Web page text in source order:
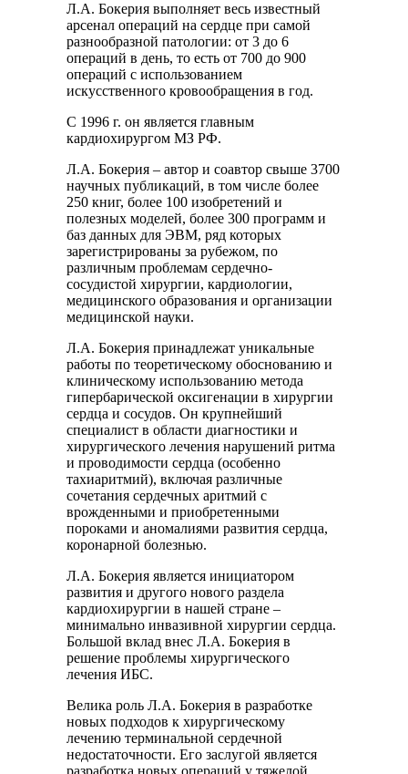
Л.А. Бокерия выполняет весь известный
арсенал операций на сердце при самой
разнообразной патологии: от 3 до 6
операций в день, то есть от 700 до 900
операций с использованием
искусственного кровообращения в год.
С 1996 г. он является главным
кардиохирургом МЗ РФ.
Л.А. Бокерия – автор и соавтор свыше 3700
научных публикаций, в том числе более
250 книг, более 100 изобретений и
полезных моделей, более 300 программ и
баз данных для ЭВМ, ряд которых
зарегистрированы за рубежом, по
различным проблемам сердечно-
сосудистой хирургии, кардиологии,
медицинского образования и организации
медицинской науки.
Л.А. Бокерия принадлежат уникальные
работы по теоретическому обоснованию и
клиническому использованию метода
гипербарической оксигенации в хирургии
сердца и сосудов. Он крупнейший
специалист в области диагностики и
хирургического лечения нарушений ритма
и проводимости сердца (особенно
тахиаритмий), включая различные
сочетания сердечных аритмий с
врожденными и приобретенными
пороками и аномалиями развития сердца,
коронарной болезнью.
Л.А. Бокерия является инициатором
развития и другого нового раздела
кардиохирургии в нашей стране –
минимально инвазивной хирургии сердца.
Большой вклад внес Л.А. Бокерия в
решение проблемы хирургического
лечения ИБС.
Велика роль Л.А. Бокерия в разработке
новых подходов к хирургическому
лечению терминальной сердечной
недостаточности. Его заслугой является